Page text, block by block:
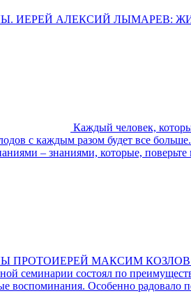
ИЕРЕЙ АЛЕКСИЙ ЛЫМАРЕВ:
Каждый человек,
с каждым разом будет все
– знаниями, которые,
ПРОТОИЕРЕЙ МАКСИМ
семинарии состоял по
воспоминания. Особенно